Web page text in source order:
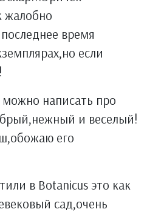
жалобно
время
если
написать про
и веселый!
его
в Botanicus это как
сад,очень